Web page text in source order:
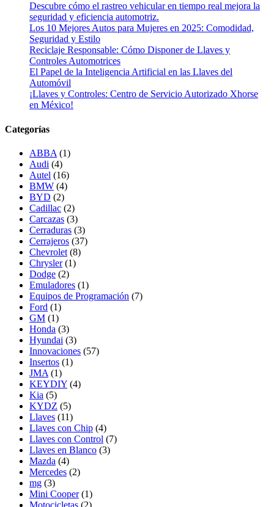
Descubre cómo el rastreo vehicular en tiempo real mejora la
seguridad y eficiencia automotriz.
Los 10 Mejores Autos para Mujeres en 2025: Comodidad,
Seguridad y Estilo
Reciclaje Responsable: Cómo Disponer de Llaves y
Controles Automotrices
El Papel de la Inteligencia Artificial en las Llaves del
Automóvil
¡Llaves y Controles: Centro de Servicio Autorizado Xhorse
en México!
Categorías
ABBA (1)
Audi (4)
Autel (16)
BMW (4)
BYD (2)
Cadillac (2)
Carcazas (3)
Cerraduras (3)
Cerrajeros (37)
Chevrolet (8)
Chrysler (1)
Dodge (2)
Emuladores (1)
Equipos de Programación (7)
Ford (1)
GM (1)
Honda (3)
Hyundai (3)
Innovaciones (57)
Insertos (1)
JMA (1)
KEYDIY (4)
Kia (5)
KYDZ (5)
Llaves (11)
Llaves con Chip (4)
Llaves con Control (7)
Llaves en Blanco (3)
Mazda (4)
Mercedes (2)
mg (3)
Mini Cooper (1)
Motocicletas (2)